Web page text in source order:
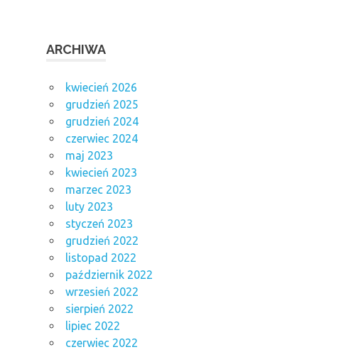
ARCHIWA
kwiecień 2026
grudzień 2025
grudzień 2024
czerwiec 2024
maj 2023
kwiecień 2023
marzec 2023
luty 2023
styczeń 2023
grudzień 2022
listopad 2022
październik 2022
wrzesień 2022
sierpień 2022
lipiec 2022
czerwiec 2022